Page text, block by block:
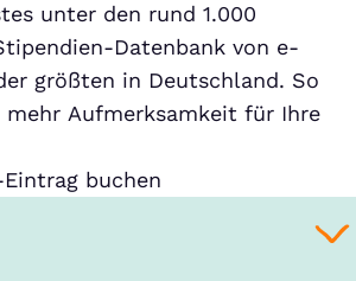
unter den rund 1.000
Datenbank von e-
größten in Deutschland. So
mehr Aufmerksamkeit für Ihre
buchen